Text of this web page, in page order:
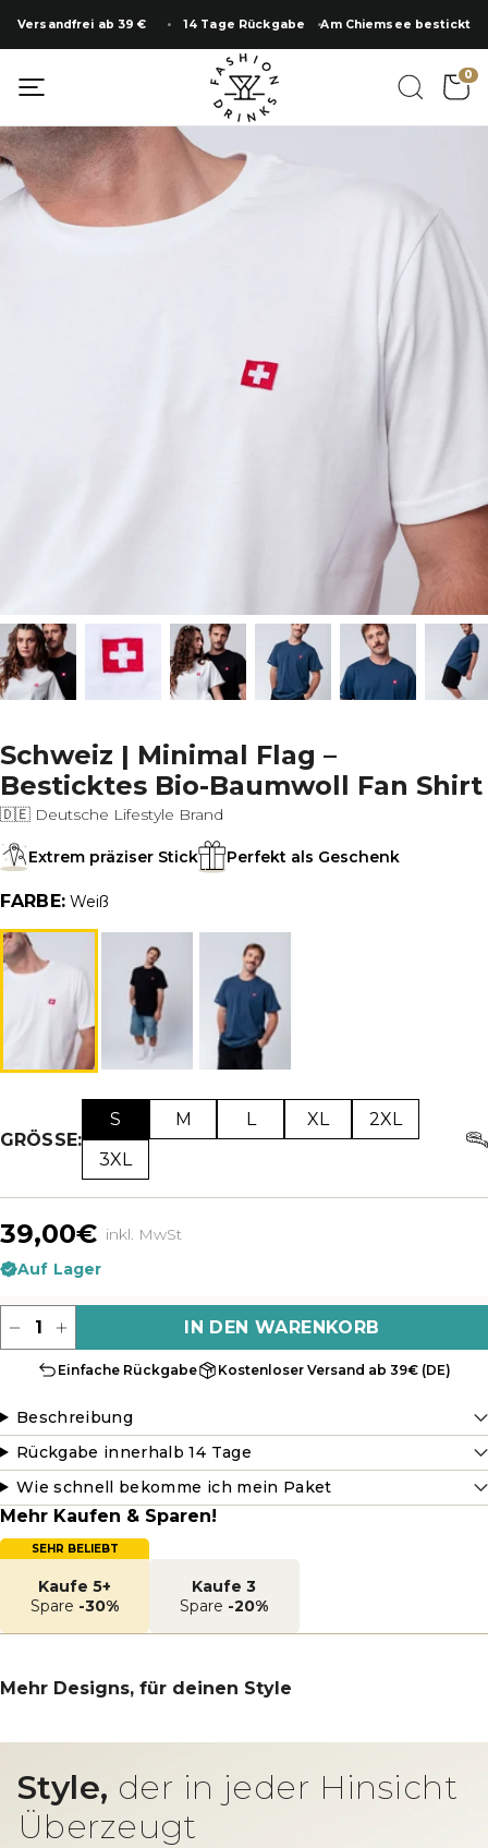
Inhalt
springen
Versandfrei ab 39 € 14 Tage Rückgabe Am Chiemsee bestickt
0
Schweiz | Minimal Flag –
Besticktes Bio-Baumwoll Fan Shirt
🇩🇪 Deutsche Lifestyle Brand
Extrem präziser Stick Perfekt als Geschenk
FARBE: Weiß
GRÖSSE:
S M L XL
2XL
3XL
39,00€ inkl. MwSt
Auf Lager
IN DEN WARENKORB
Einfache Rückgabe Kostenloser Versand ab 39€ (DE)
Beschreibung
Rückgabe innerhalb 14 Tage
Wie schnell bekomme ich mein Paket
Mehr Kaufen & Sparen!
SEHR BELIEBT
Kaufe 5+
Spare -30%
Kaufe 3
Spare -20%
Mehr Designs, für deinen Style
Style, der in jeder Hinsicht
Überzeugt